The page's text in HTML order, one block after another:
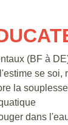
(BF à
se soi,
la
dans